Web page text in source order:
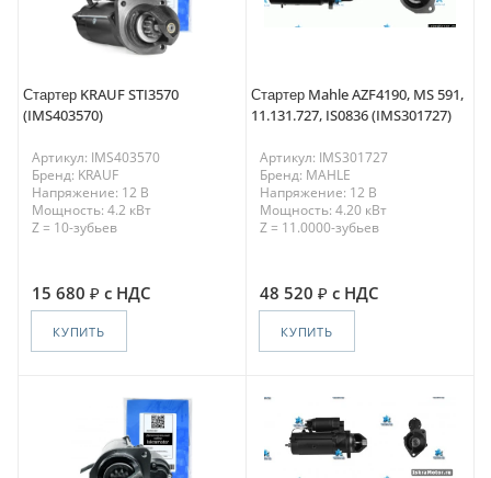
Стартер KRAUF STI3570
(IMS403570)
Артикул: IMS403570
Бренд: KRAUF
Напряжение: 12 В
Мощность: 4.2 кВт
Z = 10-зубьев
15 680 с НДС
КУПИТЬ
Стартер Mahle AZF4190, MS 591,
11.131.727, IS0836 (IMS301727)
Артикул: IMS301727
Бренд: MAHLE
Напряжение: 12 В
Мощность: 4.20 кВт
Z = 11.0000-зубьев
48 520 с НДС
КУПИТЬ